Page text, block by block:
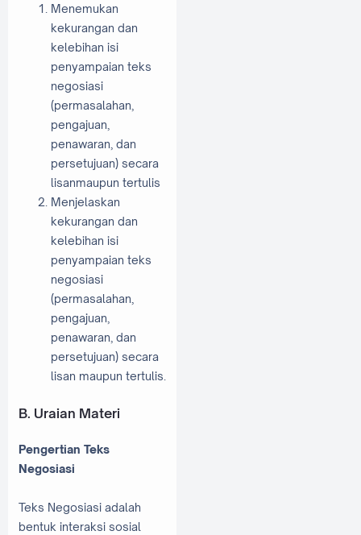
Menemukan
kekurangan dan
kelebihan isi
penyampaian teks
negosiasi
(permasalahan,
pengajuan,
penawaran, dan
persetujuan) secara
lisanmaupun tertulis
Menjelaskan
kekurangan dan
kelebihan isi
penyampaian teks
negosiasi
(permasalahan,
pengajuan,
penawaran, dan
persetujuan) secara
lisan maupun tertulis.
B. Uraian Materi
Pengertian Teks
Negosiasi
Teks Negosiasi adalah
bentuk interaksi sosial